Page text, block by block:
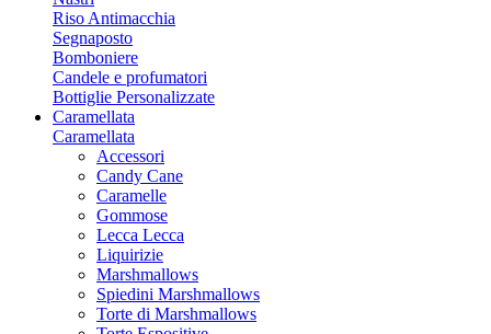
Riso Antimacchia
Segnaposto
Bomboniere
Candele e profumatori
Bottiglie Personalizzate
Caramellata
Caramellata
Accessori
Candy Cane
Caramelle
Gommose
Lecca Lecca
Liquirizie
Marshmallows
Spiedini Marshmallows
Torte di Marshmallows